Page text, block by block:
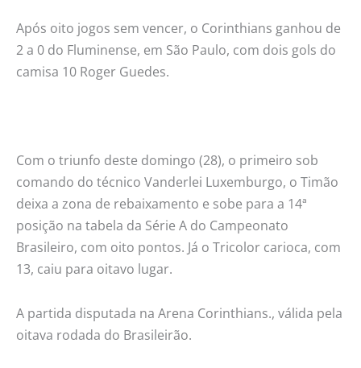
Após oito jogos sem vencer, o Corinthians ganhou de
2 a 0 do Fluminense, em São Paulo, com dois gols do
camisa 10 Roger Guedes.
Com o triunfo deste domingo (28), o primeiro sob
comando do técnico Vanderlei Luxemburgo, o Timão
deixa a zona de rebaixamento e sobe para a 14ª
posição na tabela da Série A do Campeonato
Brasileiro, com oito pontos. Já o Tricolor carioca, com
13, caiu para oitavo lugar.
A partida disputada na Arena Corinthians., válida pela
oitava rodada do Brasileirão.
de
Luxemburgo